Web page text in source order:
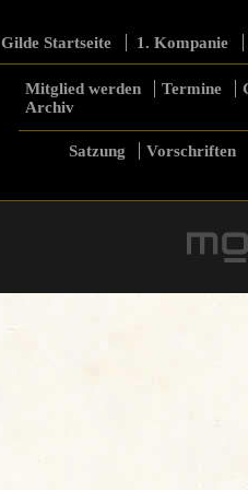
Gilde Startseite 1. Kompanie
Mitglied werden Termine
Archiv
Satzung Vorschriften